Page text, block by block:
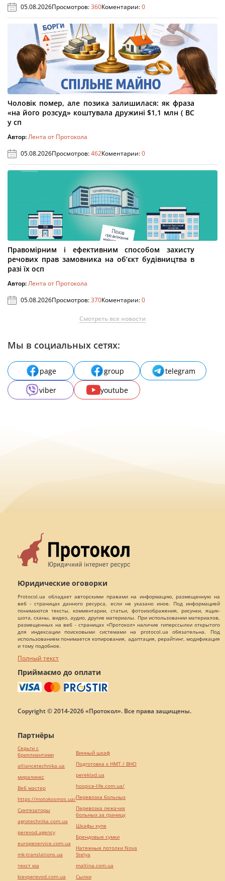
05.08.2026Просмотров:360Коментарии:0
Чоловік помер, але позика залишилася: як фраза
«на його розсуд» коштувала дружині $1,1 млн ( ВС
у сп
Автор:Лента от Протокола
05.08.2026Просмотров:462Коментарии:0
Правомірним і ефективним способом захисту
речових прав замовника на об’єкт будівництва в
разі їх осп
Автор:Лента от Протокола
05.08.2026Просмотров:370Коментарии:0
Смотреть все новости
Мы в социальных сетях:
page group
telegram
viber
youtube
Юридические оговорки
Protocol.ua обладает авторскими правами на информацию, размещенную на
веб - страницах данного ресурса, если не указано иное. Под информацией
понимаются тексты, комментарии, статьи, фотоизображения, рисунки, ящик-
шота, сканы, видео, аудио, другие материалы. При использовании материалов,
размещенных на веб - страницах «Протокол» наличие гиперссылки открытого
для индексации поисковыми системами на protocol.ua обязательна. Под
использованием понимается копирования, адаптация, рерайтинг, модификация
и тому подобное.
Полный текст
Приймаємо до оплати
Copyright © 2014-2026 «Протокол». Все права защищены.
Партнёры
Серьги с
бриллиантами
alliancetechnika.ua
миралинкс
Веб мастер
https://motokosmos.ua/
Синтезаторы
agrotechnika.com.ua
perevod.agency
europeservice.com.ua
mk-translations.ua
текст юа
kievperevod.com.ua
Винный шкаф
Подготовка к НМТ / ВНО
pereklad.ua
hospice-life.com.ua/
Перевозка больных
Перевозка лежачих
больных за границу
Шкафы купе
Брендовые сумки
Натяжные потолки Nova
Stelya
maltina.com.ua
Cылки